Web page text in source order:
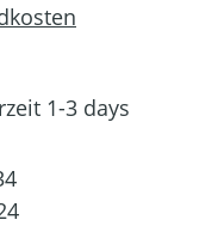
1-3 days